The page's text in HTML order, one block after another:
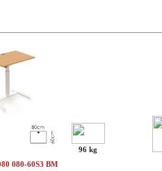
96 kg
080-60S3 BM